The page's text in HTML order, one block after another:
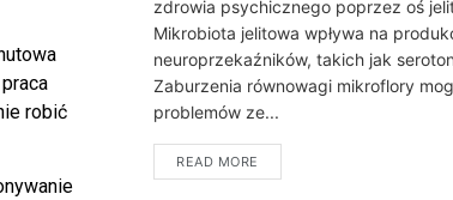
robić
zdrowia psychicznego poprzez oś
Mikrobiota jelitowa wpływa na
neuroprzekaźników, takich jak
Zaburzenia równowagi mikroflory
problemów ze...
READ MORE